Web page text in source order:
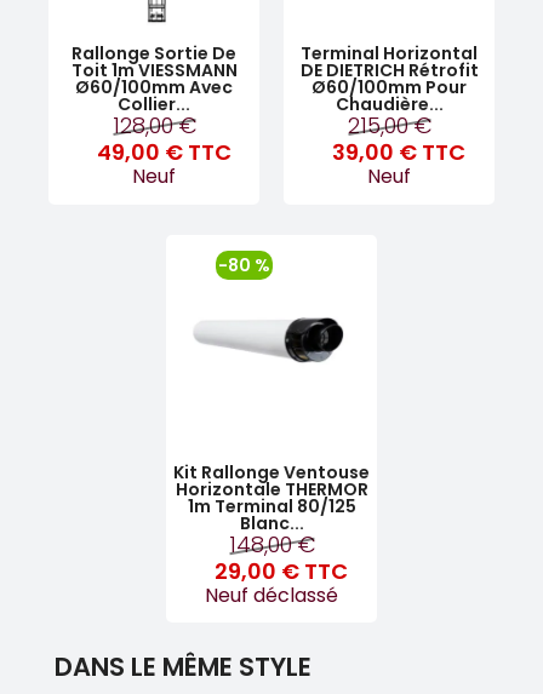
Rallonge Sortie De
Toit 1m VIESSMANN
Ø60/100mm Avec
Collier...
128,00 €
49,00 € TTC
Neuf
Terminal Horizontal
DE DIETRICH Rétrofit
Ø60/100mm Pour
Chaudière...
215,00 €
39,00 € TTC
Neuf
Kit Rallonge Ventouse
Horizontale THERMOR
1m Terminal 80/125
Blanc...
148,00 €
29,00 € TTC
Neuf déclassé
-80 %
DANS LE MÊME STYLE